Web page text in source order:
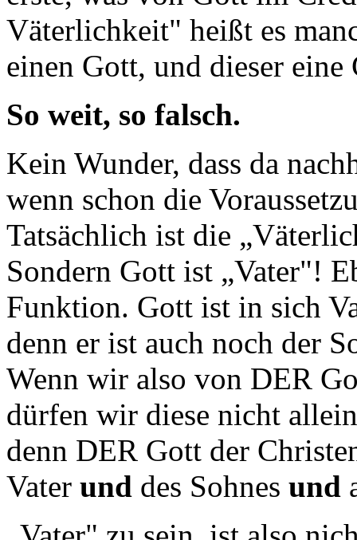
Väterlichkeit" heißt es
einen Gott, und dieser
So weit, so falsch.
Kein Wunder, dass da
wenn schon die
Tatsächlich ist die
Sondern Gott ist „Vater"!
Funktion. Gott ist in sich
denn er ist auch noch der
Wenn wir also von DER
dürfen wir diese nicht
denn DER Gott der
Vater und des Sohnes und